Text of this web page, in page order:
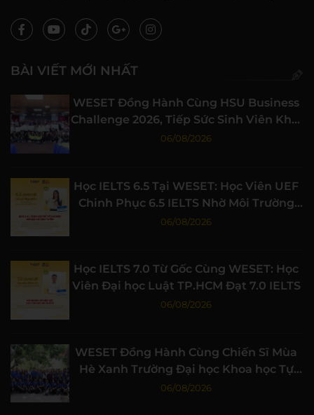
BÀI VIẾT MỚI NHẤT
WESET Đồng Hành Cùng HSU Business
Challenge 2026, Tiếp Sức Sinh Viên Khởi
Nghiệp
06/08/2026
Học IELTS 6.5 Tại WESET: Học Viên UEF
Chinh Phục 6.5 IELTS Nhờ Môi Trường
Học Tập Chất Lượng
06/08/2026
Học IELTS 7.0 Từ Gốc Cùng WESET: Học
Viên Đại học Luật TP.HCM Đạt 7.0 IELTS
06/08/2026
WESET Đồng Hành Cùng Chiến Sĩ Mùa
Hè Xanh Trường Đại học Khoa học Tự
nhiên, ĐHQG-HCM
06/08/2026